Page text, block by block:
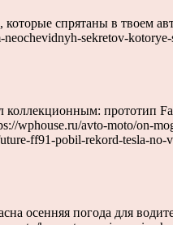
спрятаны в твоем
neochevidnyh-sekretov-
прототип
wphouse.ru/avto-moto/on-
ff91-pobil-rekord-tesla-no-
осенняя погода для